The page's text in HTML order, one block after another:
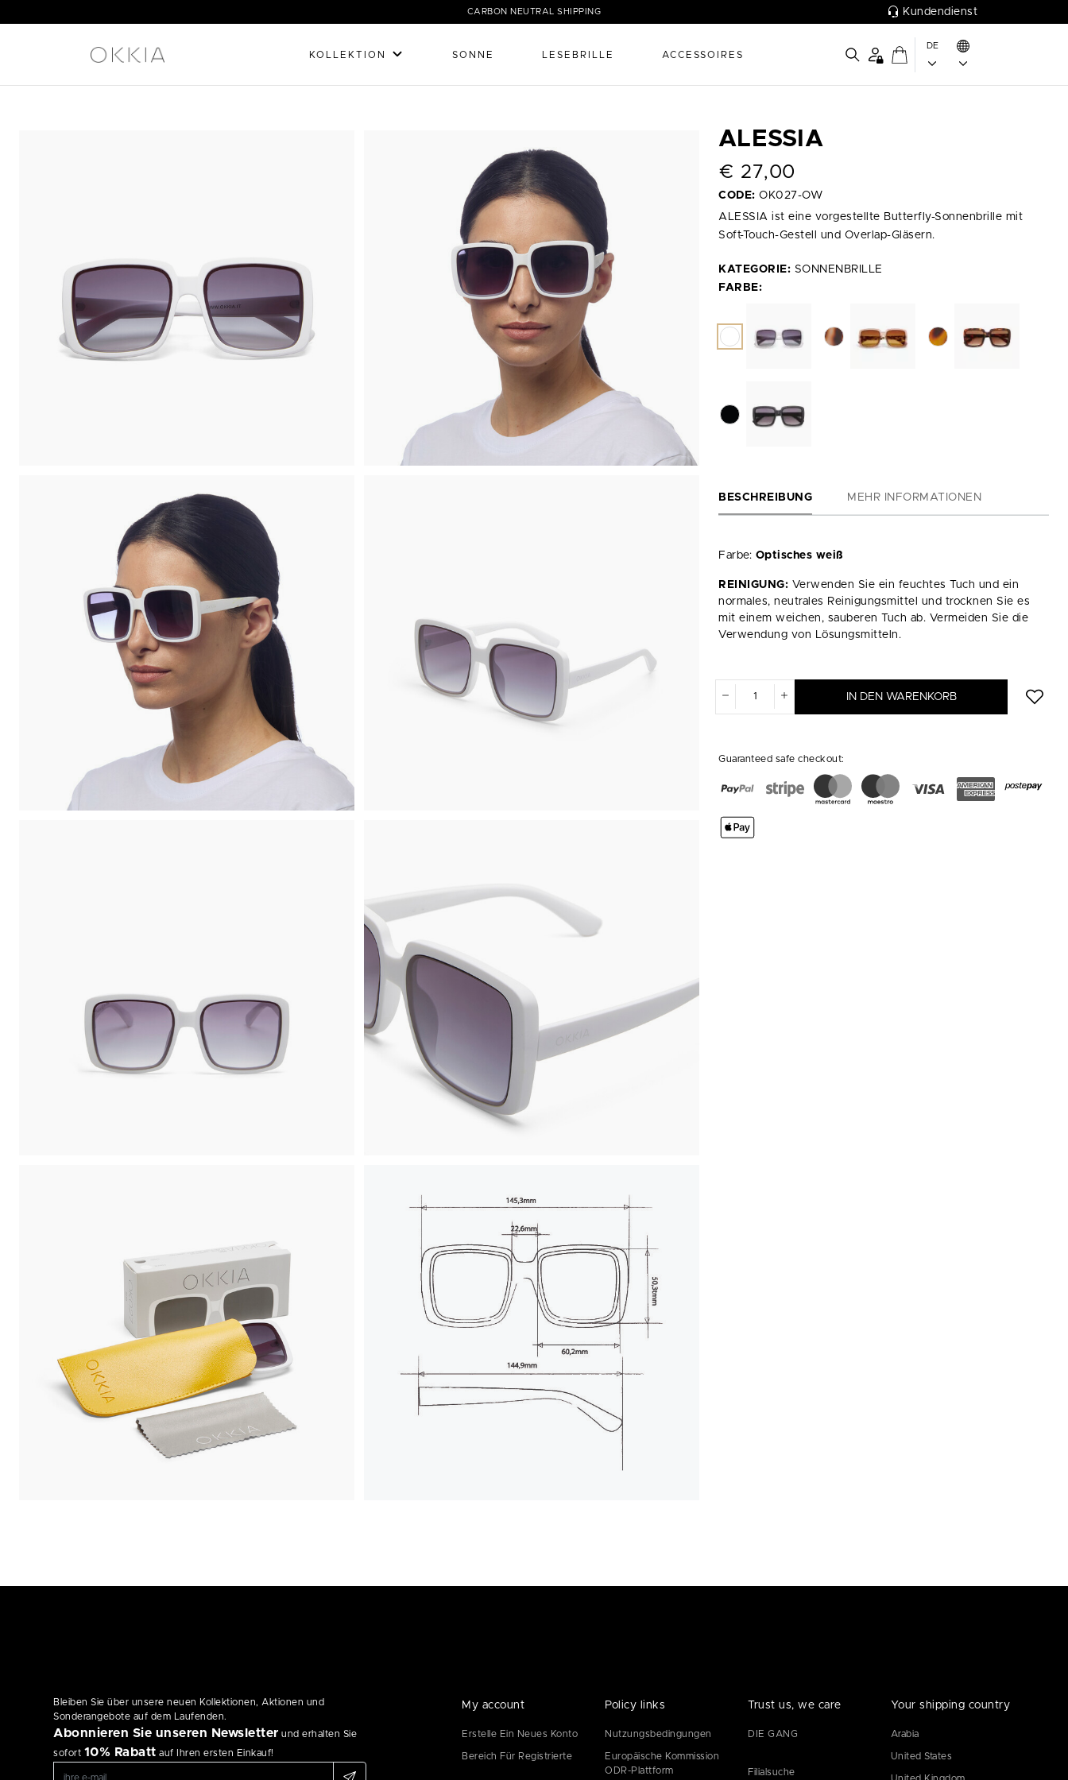
CARBON NEUTRAL SHIPPING Kundendienst
KOLLEKTION SONNE LESEBRILLE ACCESSOIRES
DE
ALESSIA
€ 27,00
CODE: OK027-OW
ALESSIA ist eine vorgestellte Butterfly-Sonnenbrille mit
Soft-Touch-Gestell und Overlap-Gläsern.
KATEGORIE: SONNENBRILLE
FARBE:
BESCHREIBUNG MEHR INFORMATIONEN
Farbe: Optisches weiß
REINIGUNG: Verwenden Sie ein feuchtes Tuch und ein
normales, neutrales Reinigungsmittel und trocknen Sie es
mit einem weichen, sauberen Tuch ab. Vermeiden Sie die
Verwendung von Lösungsmitteln.
IN DEN WARENKORB
Guaranteed safe checkout:
Bleiben Sie über unsere neuen Kollektionen, Aktionen und
Sonderangebote auf dem Laufenden.
Abonnieren Sie unseren Newsletter und erhalten Sie
sofort 10% Rabatt auf Ihren ersten Einkauf!
My account
Erstelle Ein Neues Konto
Bereich Für Registrierte
Policy links
Nutzungsbedingungen
Europäische Kommission
ODR-Plattform
Trust us, we care
DIE GANG
Filialsuche
Your shipping country
Arabia
United States